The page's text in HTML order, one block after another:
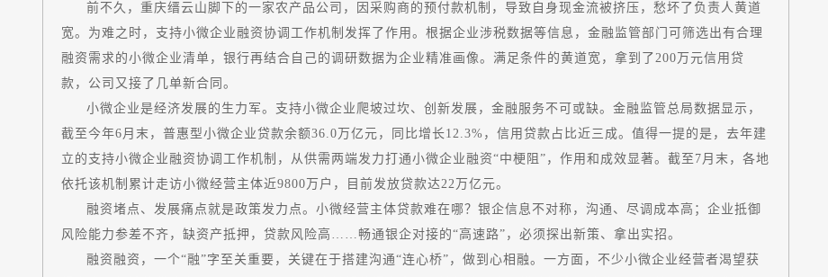
前不久，重庆缙云山脚下的一家农产品公司，因采购商的预付款机制，导致自身现金流被挤压，愁坏了负责人黄道
宽。为难之时，支持小微企业融资协调工作机制发挥了作用。根据企业涉税数据等信息，金融监管部门可筛选出有合理
融资需求的小微企业清单，银行再结合自己的调研数据为企业精准画像。满足条件的黄道宽，拿到了200万元信用贷
款，公司又接了几单新合同。
小微企业是经济发展的生力军。支持小微企业爬坡过坎、创新发展，金融服务不可或缺。金融监管总局数据显示，
截至今年6月末，普惠型小微企业贷款余额36.0万亿元，同比增长12.3%，信用贷款占比近三成。值得一提的是，去年建
立的支持小微企业融资协调工作机制，从供需两端发力打通小微企业融资“中梗阻”，作用和成效显著。截至7月末，各地
依托该机制累计走访小微经营主体近9800万户，目前发放贷款达22万亿元。
融资堵点、发展痛点就是政策发力点。小微经营主体贷款难在哪？银企信息不对称，沟通、尽调成本高；企业抵御
风险能力参差不齐，缺资产抵押，贷款风险高……畅通银企对接的“高速路”，必须探出新策、拿出实招。
融资融资，一个“融”字至关重要，关键在于搭建沟通“连心桥”，做到心相融。一方面，不少小微企业经营者渴望获